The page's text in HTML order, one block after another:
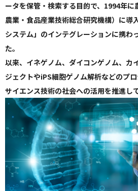
ータを保管・検索する目的で、1994年に
農業・食品産業技術総合研究機構）に導
システム」のインテグレーションに携わ
た。
以来、イネゲノム、ダイコンゲノム、カ
ジェクトやiPS細胞ゲノム解析などのプ
サイエンス技術の社会への活用を推進し